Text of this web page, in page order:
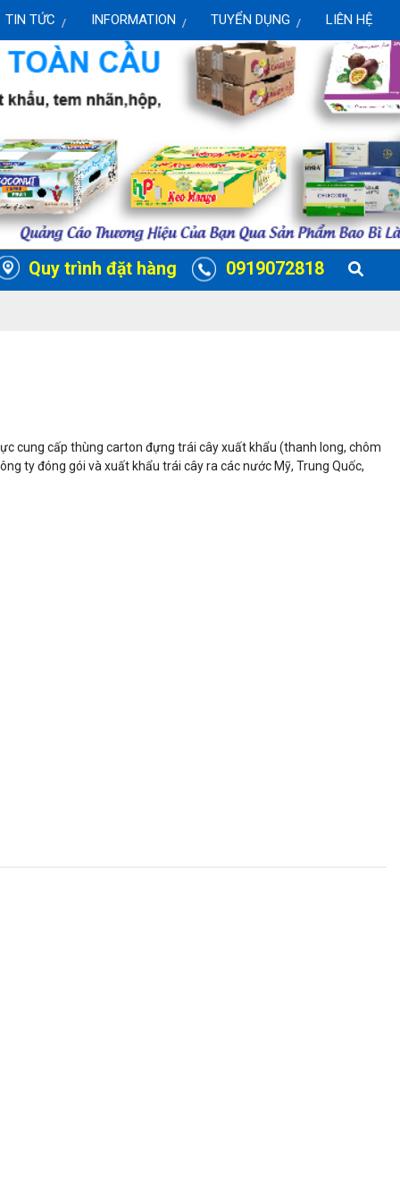
Quy trình đặt hàng 0919072818
TIN TỨC INFORMATION TUYỂN DỤNG LIÊN HỆ
cung cấp thùng carton đựng trái cây xuất khẩu (thanh long, chôm
ty đóng gói và xuất khẩu trái cây ra các nước Mỹ, Trung Quốc,